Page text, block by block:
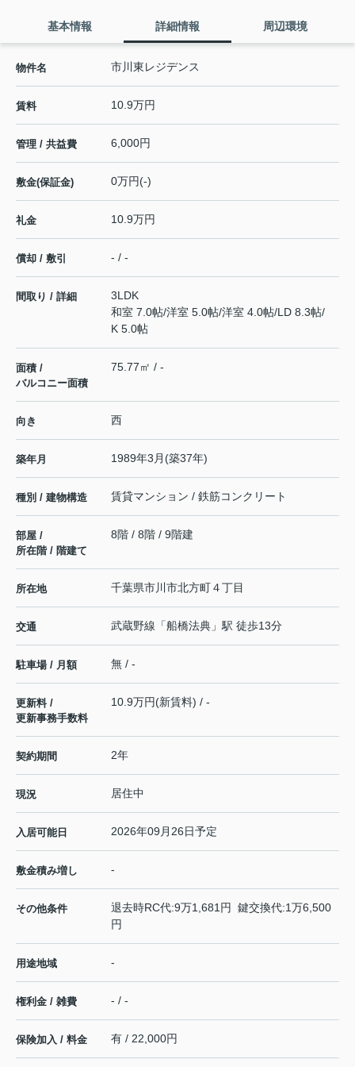
基本情報 詳細情報 周辺環境
物件名 市川東レジデンス
賃料 10.9万円
管理 / 共益費 6,000円
敷金(保証金) 0万円(-)
礼金 10.9万円
償却 / 敷引 - / -
間取り / 詳細
3LDK
和室 7.0帖/洋室 5.0帖/洋室 4.0帖/LD 8.3帖/
K 5.0帖
面積 /
バルコニー面積
75.77㎡ / -
向き 西
築年月 1989年3月(築37年)
種別 / 建物構造 賃貸マンション / 鉄筋コンクリート
部屋 /
所在階 / 階建て
8階 / 8階 / 9階建
所在地 千葉県市川市北方町４丁目
交通 武蔵野線 「船橋法典 」駅 徒歩13分
駐車場 / 月額 無 / -
更新料 /
更新事務手数料
10.9万円(新賃料) / -
契約期間 2年
現況 居住中
入居可能日 2026年09月26日予定
敷金積み増し -
その他条件
退去時RC代:9万1,681円 鍵交換代:1万6,500
円
用途地域 -
権利金 / 雑費 - / -
保険加入 / 料金 有 / 22,000円